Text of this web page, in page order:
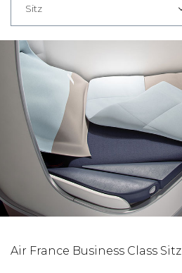
Sitz
Air France Business Class Sitz